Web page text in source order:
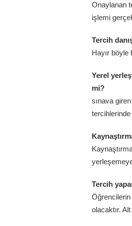
Onaylanan
işlemi
Tercih
Hayır böyle
Yerel
mi?
sınava
Tercih
Öğrencilerin
olacaktır.